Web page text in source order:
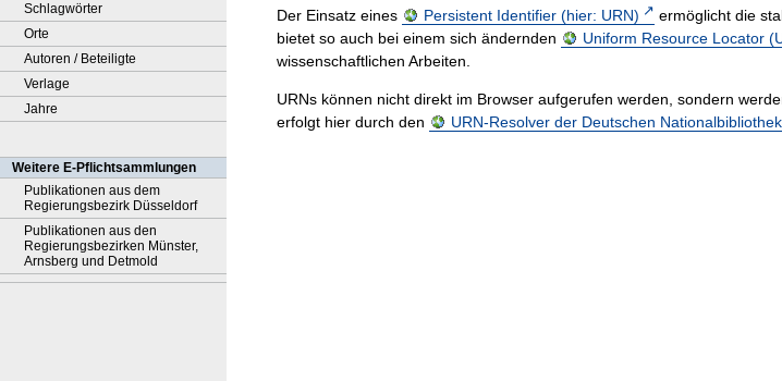
Schlagwörter
Orte
Autoren / Beteiligte
Verlage
Jahre
Weitere E-Pflichtsammlungen
Publikationen aus dem
Regierungsbezirk Düsseldorf
Publikationen aus den
Regierungsbezirken Münster,
Arnsberg und Detmold
Der Einsatz eines Persistent Identifier (hier: URN)
ermöglicht die
bietet so auch bei einem sich ändernden
Uniform Resource Locator
wissenschaftlichen Arbeiten.
URNs können nicht direkt im Browser aufgerufen werden, sondern
erfolgt hier durch den
URN-Resolver der Deutschen Nationalbibliothek